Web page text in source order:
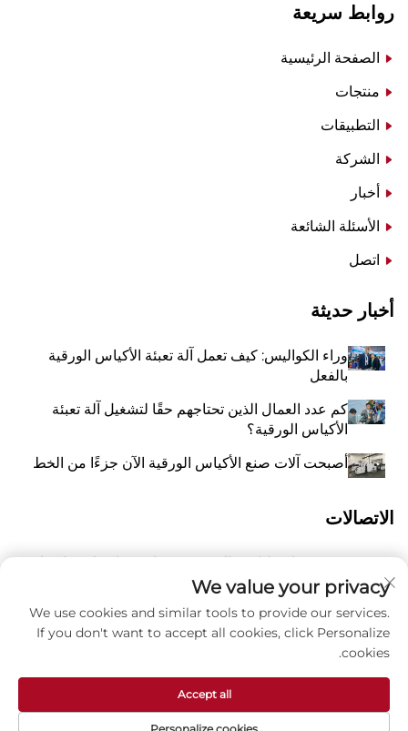
روابط سريعة
الصفحة الرئيسية
منتجات
التطبيقات
الشركة
أخبار
الأسئلة الشائعة
اتصل
أخبار حديثة
وراء الكواليس: كيف تعمل آلة تعبئة الأكياس الورقية
بالفعل
كم عدد العمال الذين تحتاجهم حقًا لتشغيل آلة تعبئة
الأكياس الورقية؟
أصبحت آلات صنع الأكياس الورقية الآن جزءًا من الخط
الاتصالات
رقم 118 شارع ليانغيو الشرقية، تشانغتشياو، بلدة وانكوان،
بينغيانغ، مدينة ونتشو، مقاطعة تشيجيانغ، الصين 325409
P
8615988795434
We value your privacy
We use cookies and similar tools to provide our services.
If you don't want to accept all cookies, click Personalize
cookies.
Accept all